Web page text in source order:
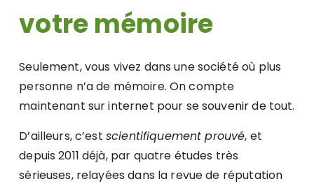
votre mémoire
Seulement, vous vivez dans une société où plus
personne n’a de mémoire. On compte
maintenant sur internet pour se souvenir de tout.
D’ailleurs, c’est scientifiquement prouvé, et
depuis 2011 déjà, par quatre études très
sérieuses, relayées dans la revue de réputation